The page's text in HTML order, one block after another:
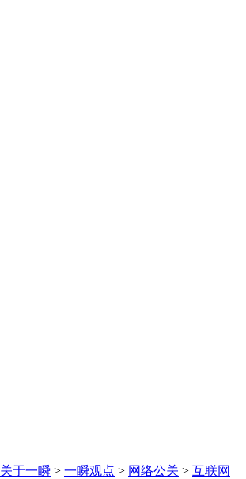
关于一瞬 > 一瞬观点 > 网络公关 > 互联网